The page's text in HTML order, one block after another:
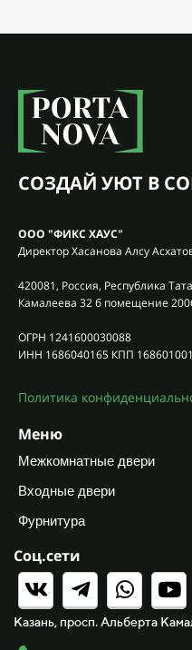
СОЗДАЙ УЮТ В
ООО "ФИКС ХАУС"
Директор Хасанова Алсу
420081, Россия, Республика
Камалеева 32 б помещение
ОГРН 1241600030088
ИНН 1686040165 КПП 168601001
Политика
Меню
Межкомнатные двери
Входные двери
Фурнитура
Соц.сети
Казань, просп. Альберта